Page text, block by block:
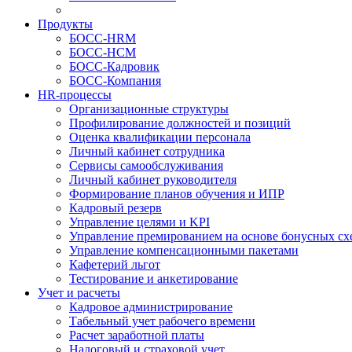
Продукты
БОСС-HRM
БОСС-HCM
БОСС-Кадровик
БОСС-Компания
HR-процессы
Организационные структуры
Профилирование должностей и позиций
Оценка квалификации персонала
Личный кабинет сотрудника
Сервисы самообслуживания
Личный кабинет руководителя
Формирование планов обучения и ИПР
Кадровый резерв
Управление целями и KPI
Управление премированием на основе бонусных
Управление компенсационными пакетами
Кафетерий льгот
Тестирование и анкетирование
Учет и расчеты
Кадровое администрирование
Табельный учет рабочего времени
Расчет заработной платы
Налоговый и страховой учет